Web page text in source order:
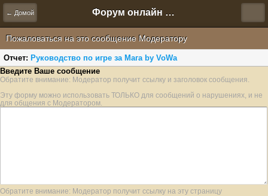
← Домой Форум онлайн игры "Новая Эра" (Нюра Биз)
Пожаловаться на это сообщение Модератору
Отчет: Руководство по игре за Мага by VoWa
Введите Ваше сообщение
Обратите внимание: Модератор получит ссылку и заголовок сообщения.
Эту форму можно использовать ТОЛЬКО для сообщений о нарушениях, и не
для общения с Модератором.
Обратите внимание: Модератор получит ссылку на эту страницу